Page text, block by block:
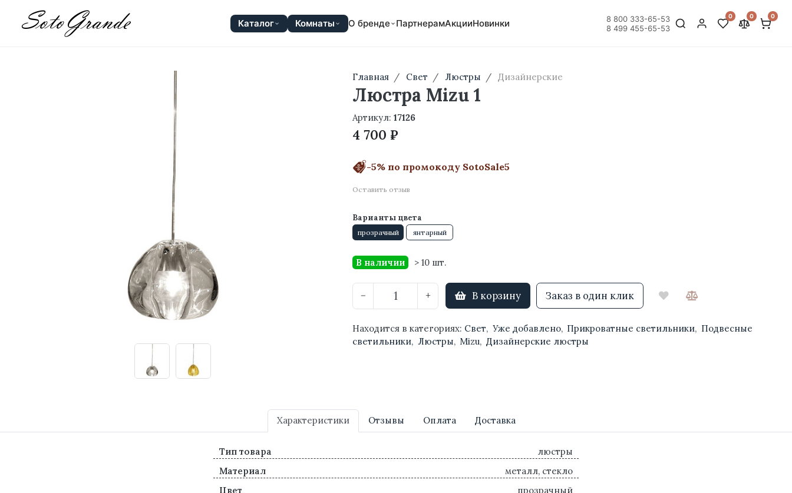
Каталог Комнаты О бренде ПартнерамАкцииНовинки
8 800 333-65-53
8 499 455-65-53
0 0 0
Главная Свет Люстры Дизайнерские
Люстра Mizu 1
Артикул:17126
4 700 ₽
-5% по промокоду SotoSale5
Оставить отзыв
Варианты цвета
прозрачный янтарный
В наличии > 10 шт.
− + В корзину Заказ в один клик
Находится в категориях: Свет, Уже добавлено, Прикроватные светильники, Подвесные
светильники, Люстры, Mizu, Дизайнерские люстры
Характеристики Отзывы Оплата Доставка
Тип товара
люстры
Материал
металл, стекло
Цвет
прозрачный